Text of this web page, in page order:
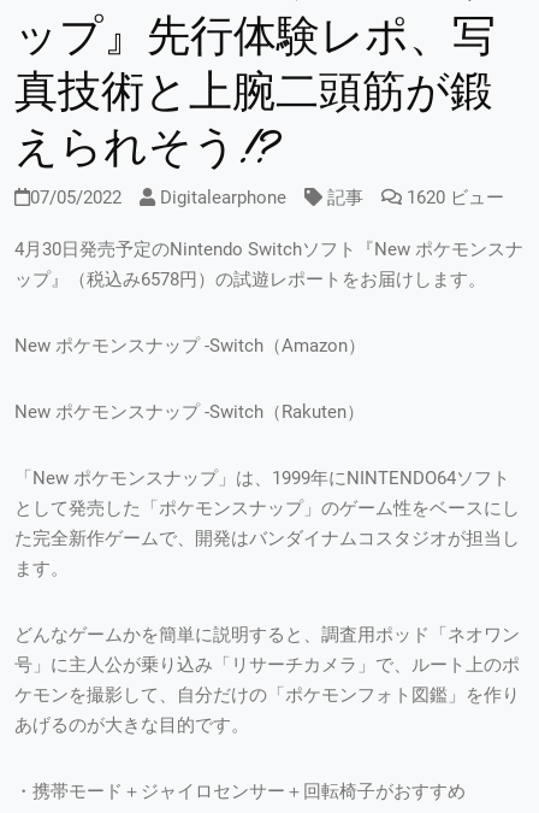
ップ』先行体験レポ、写
真技術と上腕二頭筋が鍛
えられそう!?
07/05/2022 Digitalearphone 記事 1620 ビュー
4月30日発売予定のNintendo Switchソフト『New ポケモンスナ
ップ』（税込み6578円）の試遊レポートをお届けします。
New ポケモンスナップ -Switch（Amazon）
New ポケモンスナップ -Switch（Rakuten）
「New ポケモンスナップ」は、1999年にNINTENDO64ソフト
として発売した「ポケモンスナップ」のゲーム性をベースにし
た完全新作ゲームで、開発はバンダイナムコスタジオが担当し
ます。
どんなゲームかを簡単に説明すると、調査用ポッド「ネオワン
号」に主人公が乗り込み「リサーチカメラ」で、ルート上のポ
ケモンを撮影して、自分だけの「ポケモンフォト図鑑」を作り
あげるのが大きな目的です。
・携帯モード＋ジャイロセンサー＋回転椅子がおすすめ